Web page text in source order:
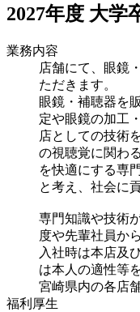
2027年度 大学
業務内容
店舗にて、眼鏡
ただきます。
眼鏡・補聴器を
定や眼鏡の加工
店としての技術
の視聴覚に関わ
を快適にする専
と考え、社会に
専門知識や技術
度や先輩社員か
入社時は本店及
は本人の適性等
宮崎県内の各店
福利厚生